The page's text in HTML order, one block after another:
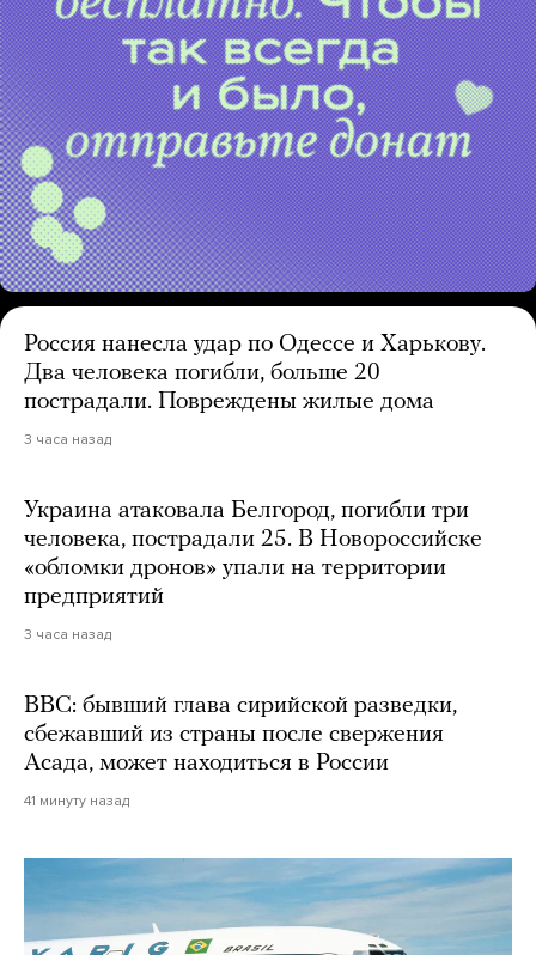
Россия нанесла удар по Одессе и Харькову.
Два человека погибли, больше 20
пострадали. Повреждены жилые дома
3 часа назад
Украина атаковала Белгород, погибли три
человека, пострадали 25. В Новороссийске
«обломки дронов» упали на территории
предприятий
3 часа назад
BBC: бывший глава сирийской разведки,
сбежавший из страны после свержения
Асада, может находиться в России
41 минуту назад